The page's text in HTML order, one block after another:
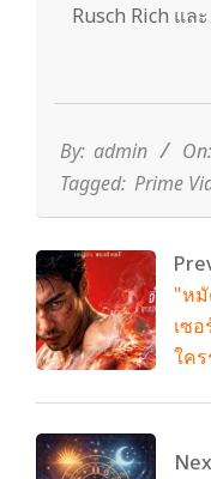
Rusch Rich แล
03
By: admin On:
Tagged: Prime
"หมั
เซ
ใค